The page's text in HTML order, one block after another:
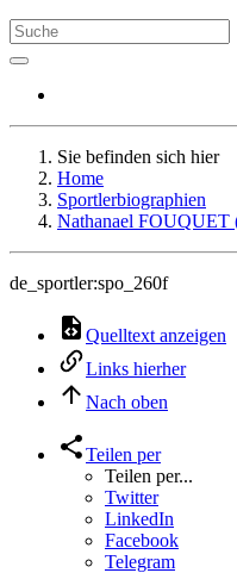
Sie befinden sich hier
Home
Sportlerbiographien
Nathanael FOUQUET
de_sportler:spo_260f
Quelltext anzeigen
Links hierher
Nach oben
Teilen per
Teilen per...
Twitter
LinkedIn
Facebook
Telegram